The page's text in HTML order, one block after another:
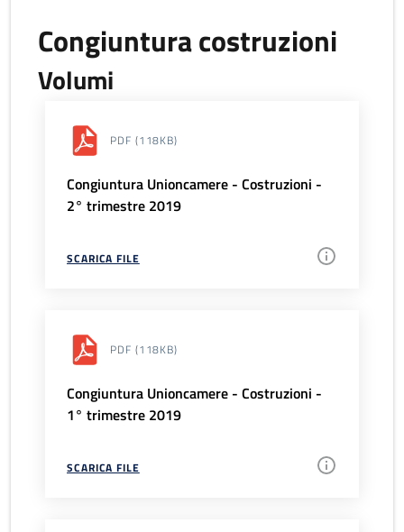
Congiuntura costruzioni
Volumi
PDF (118KB)
Congiuntura Unioncamere - Costruzioni -
2° trimestre 2019
SCARICA FILE
PDF (118KB)
Congiuntura Unioncamere - Costruzioni -
1° trimestre 2019
SCARICA FILE